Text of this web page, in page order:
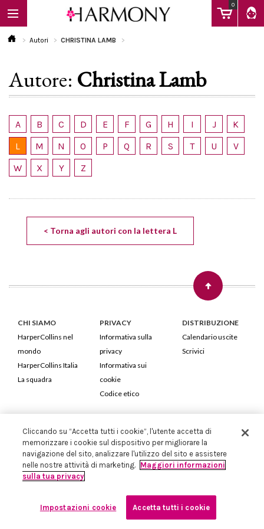
0
EBOOK
LIBRI
Calendario
Autori CHRISTINA LAMB
Autore: Christina Lamb
A B C D E F G H I J
K
L
M N O P Q R S T U
V
W
X Y Z
< Torna agli autori con la lettera L
CHI SIAMO
HarperCollins nel
mondo
HarperCollins Italia
La squadra
PRIVACY
Informativa sulla
privacy
Informativa sui
cookie
Codice etico
DISTRIBUZIONE
Calendario uscite
Scrivici
Cod. Fiscale e P.IVA 05946780151 - Capitale Sociale 258.250 €
Iscritta in Milano al Registro delle imprese nr.198004 e REA nr.1051898
Cliccando su “Accetta tutti i cookie”, l'utente accetta di
memorizzare i cookie sul dispositivo per migliorare la
navigazione del sito, analizzare l'utilizzo del sito e assistere
nelle nostre attività di marketing. Maggiori informazioni
sulla tua privacy
Impostazioni cookie Accetta tutti i cookie